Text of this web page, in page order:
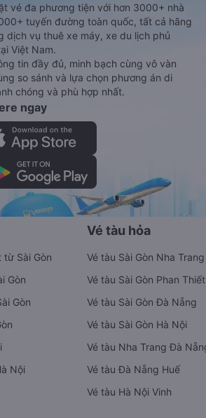
vé đa phương tiện với hơn 3000+ nhà
tuyến đường toàn quốc, tất cả hãng
dịch vụ thuê xe máy, xe du lịch phủ
Việt Nam.
tin đầy đủ, minh bạch cùng vô vàn
so sánh và lựa chọn phương án di
chóng và phù hợp nhất.
ngay
từ Sài Gòn
Gòn
Gòn
Nội
Vé tàu hỏa
Vé tàu Sài Gòn Nha Trang
Vé tàu Sài Gòn Phan Thiết
Vé tàu Sài Gòn Đà Nẵng
Vé tàu Sài Gòn Hà Nội
Vé tàu Nha Trang Đà
Vé tàu Đà Nẵng Huế
Vé tàu Hà Nội Vinh